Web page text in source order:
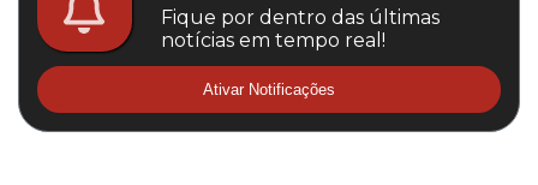
Fique por dentro das últimas
notícias em tempo real!
Ativar Notificações